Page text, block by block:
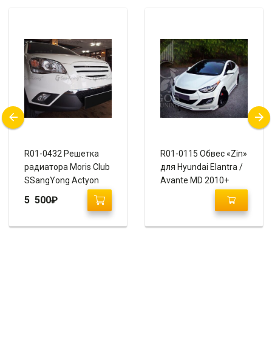
R01-0432 Решетка
радиатора Moris Club
SSangYong Actyon
5 500₽
R01-0115 Обвес «Zin»
для Hyundai Elantra /
Avante MD 2010+